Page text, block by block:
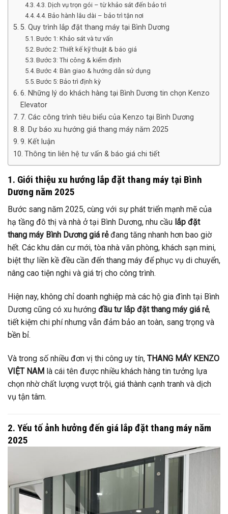
4.3. Dịch vụ trọn gói – từ khảo sát đến bảo trì
4.4. Bảo hành lâu dài – bảo trì tận nơi
5. Quy trình lắp đặt thang máy tại Bình Dương
Bước 1: Khảo sát và tư vấn
Bước 2: Thiết kế kỹ thuật & báo giá
Bước 3: Thi công & kiểm định
Bước 4: Bàn giao & hướng dẫn sử dụng
Bước 5: Bảo trì định kỳ
6. Những lý do khách hàng tại Bình Dương tin chọn Kenzo
Elevator
7. Các công trình tiêu biểu của Kenzo tại Bình Dương
8. Dự báo xu hướng giá thang máy năm 2025
9. Kết luận
Thông tin liên hệ tư vấn & báo giá chi tiết
1. Giới thiệu xu hướng lắp đặt thang máy tại Bình
Dương năm 2025
Bước sang năm 2025, cùng với sự phát triển mạnh mẽ của
hạ tầng đô thị và nhà ở tại Bình Dương, nhu cầu lắp đặt
thang máy Bình Dương giá rẻđang tăng nhanh hơn bao giờ
hết. Các khu dân cư mới, tòa nhà văn phòng, khách sạn mini,
biệt thự liền kề đều cần đến thang máy để phục vụ di chuyển,
nâng cao tiện nghi và giá trị cho công trình.
Hiện nay, không chỉ doanh nghiệp mà các hộ gia đình tại Bình
Dương cũng có xu hướng đầu tư lắp đặt thang máy giá rẻ,
tiết kiệm chi phí nhưng vẫn đảm bảo an toàn, sang trọng và
bền bỉ.
Và trong số nhiều đơn vị thi công uy tín, THANG MÁY KENZO
VIỆT NAM là cái tên được nhiều khách hàng tin tưởng lựa
chọn nhờ chất lượng vượt trội, giá thành cạnh tranh và dịch
vụ tận tâm.
2. Yếu tố ảnh hưởng đến giá lắp đặt thang máy năm
2025